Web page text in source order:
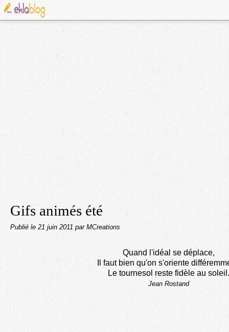
Gifs animés été
Publié le 21 juin 2011 par MCreations
Quand l'idéal se déplace,
Il faut bien qu'on s'oriente
Le tournesol reste fidèle au soleil.
Jean Rostand